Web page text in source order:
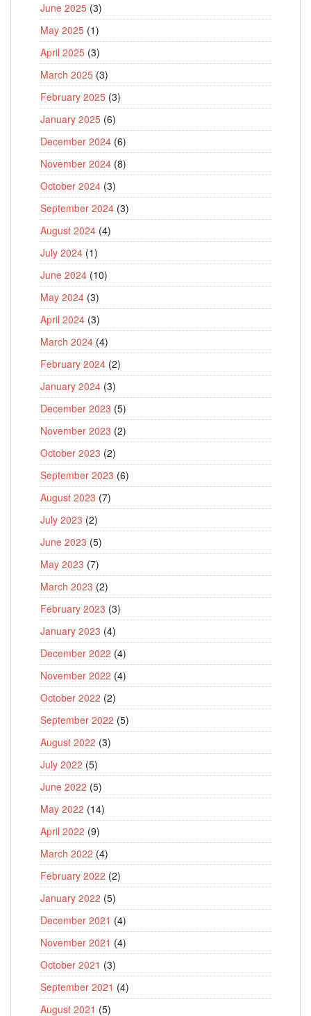
June 2025 (3)
May 2025 (1)
April 2025 (3)
March 2025 (3)
February 2025 (3)
January 2025 (6)
December 2024 (6)
November 2024 (8)
October 2024 (3)
September 2024 (3)
August 2024 (4)
July 2024 (1)
June 2024 (10)
May 2024 (3)
April 2024 (3)
March 2024 (4)
February 2024 (2)
January 2024 (3)
December 2023 (5)
November 2023 (2)
October 2023 (2)
September 2023 (6)
August 2023 (7)
July 2023 (2)
June 2023 (5)
May 2023 (7)
March 2023 (2)
February 2023 (3)
January 2023 (4)
December 2022 (4)
November 2022 (4)
October 2022 (2)
September 2022 (5)
August 2022 (3)
July 2022 (5)
June 2022 (5)
May 2022 (14)
April 2022 (9)
March 2022 (4)
February 2022 (2)
January 2022 (5)
December 2021 (4)
November 2021 (4)
October 2021 (3)
September 2021 (4)
August 2021 (5)